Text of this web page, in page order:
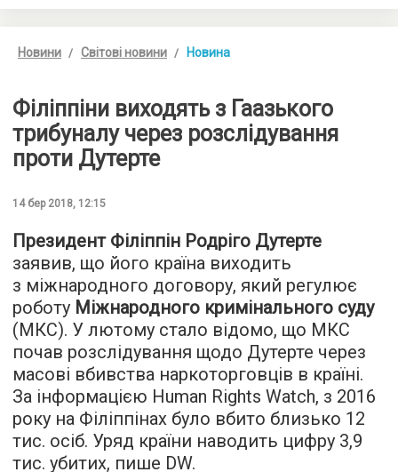
Новини Світові новини Новина
Філіппіни виходять з Гаазького
трибуналу через розслідування
проти Дутерте
14 бер 2018, 12:15
Президент Філіппін Родріго Дутерте
заявив, що його країна виходить
з міжнародного договору, який регулює
роботу Міжнародного кримінального суду
(МКС). У лютому стало відомо, що МКС
почав розслідування щодо Дутерте через
масові вбивства наркоторговців в країні.
За інформацією Human Rights Watch, з 2016
року на Філіппінах було вбито близько 12
тис. осіб. Уряд країни наводить цифру 3,9
тис. убитих, пише DW.